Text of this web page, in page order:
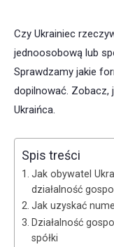
Czy Ukrainiec
jednoosobową lub
Sprawdzamy jakie
dopilnować. Zobacz,
Ukraińca.
Spis treści
Jak obywatel
działalność
Jak uzyskać
Działalność
spółki